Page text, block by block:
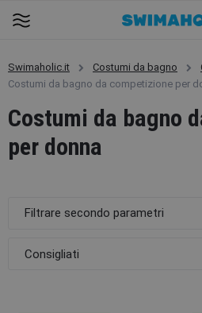
Swimaholic.it Costumi da bagno
Costumi da bagno da competizione per
Costumi da bagno
per donna
Filtrare secondo parametri